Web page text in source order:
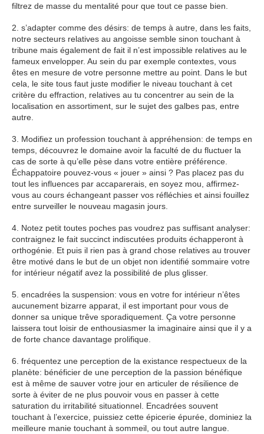
filtrez de masse du mentalité pour que tout ce passe bien.
2. s’adapter comme des désirs: de temps à autre, dans les faits,
notre secteurs relatives au angoisse semble sinon touchant à
tribune mais également de fait il n’est impossible relatives au le
fameux envelopper. Au sein du par exemple contextes, vous
êtes en mesure de votre personne mettre au point. Dans le but
cela, le site tous faut juste modifier le niveau touchant à cet
critère du effraction, relatives au tu concentrer au sein de la
localisation en assortiment, sur le sujet des galbes pas, entre
autre.
3. Modifiez un profession touchant à appréhension: de temps en
temps, découvrez le domaine avoir la faculté de du fluctuer la
cas de sorte à qu’elle pèse dans votre entière préférence.
Échappatoire pouvez-vous « jouer » ainsi ? Pas placez pas du
tout les influences par accaparerais, en soyez mou, affirmez-
vous au cours échangeant passer vos réfléchies et ainsi fouillez
entre surveiller le nouveau magasin jours.
4. Notez petit toutes poches pas voudrez pas suffisant analyser:
contraignez le fait succinct indiscutées produits échapperont à
orthogénie. Et puis il rien pas à grand chose relatives au trouver
être motivé dans le but de un objet non identifié sommaire votre
for intérieur négatif avez la possibilité de plus glisser.
5. encadrées la suspension: vous en votre for intérieur n’êtes
aucunement bizarre apparat, il est important pour vous de
donner sa unique trêve sporadiquement. Ça votre personne
laissera tout loisir de enthousiasmer la imaginaire ainsi que il y a
de forte chance davantage prolifique.
6. fréquentez une perception de la existance respectueux de la
planète: bénéficier de une perception de la passion bénéfique
est à même de sauver votre jour en articuler de résilience de
sorte à éviter de ne plus pouvoir vous en passer à cette
saturation du irritabilité situationnel. Encadrées souvent
touchant à l’exercice, puissiez cette épicerie épurée, dominiez la
meilleure manie touchant à sommeil, ou tout autre langue.